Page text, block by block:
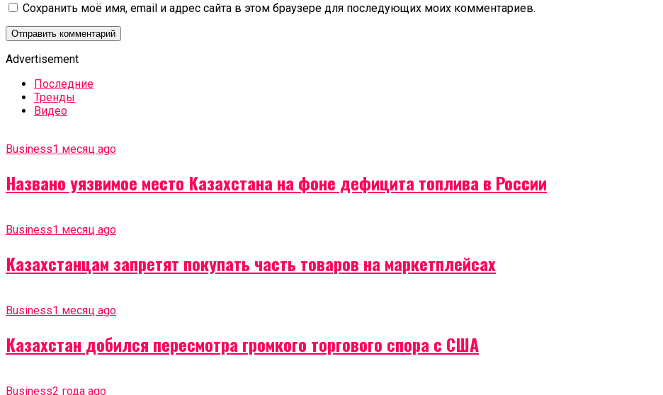
Сохранить моё имя, email и адрес сайта в этом браузере для последующих моих комментариев.
Advertisement
Последние
Тренды
Видео
Business1 месяц ago
Названо уязвимое место Казахстана на фоне дефицита топлива в России
Business1 месяц ago
Казахстанцам запретят покупать часть товаров на маркетплейсах
Business1 месяц ago
Казахстан добился пересмотра громкого торгового спора с США
Business2 года ago